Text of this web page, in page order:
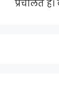
प्रचलित